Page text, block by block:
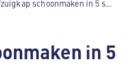
Afzuigkap schoonmaken in 5 stappen
in 5